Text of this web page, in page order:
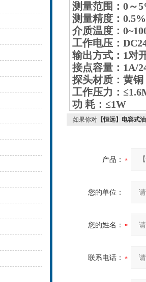
测量范围：0～
测量精度：0.5%
介质温度：
工作电压：
输出方式：1对
接点容量：1A/
探头材质：黄铜
工作压力：
功 耗：≤1W
如果你对 【恒远】电容式
产品：
您的单位：
您的姓名：
联系电话：